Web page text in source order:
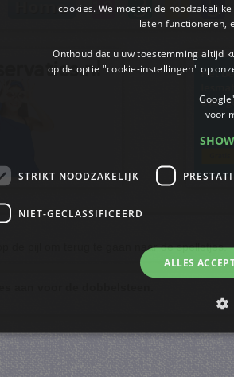
de pijl om terug te gaan naar de spelletjes.
aan voor de dobbelsteen.
cookies. We moeten de
laten functioneren,
Onthoud dat u uw toestemming altijd
op de optie "cookie-instellingen" op
voor
STRIKT NOODZAKELIJK
NIET-GECLASSIFICEERD
ALLES